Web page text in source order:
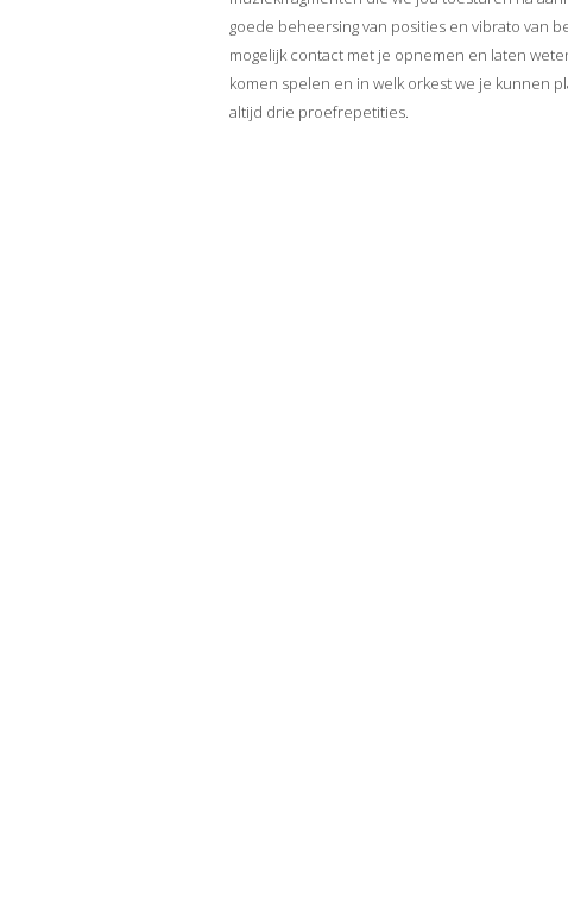
goede beheersing van posities en vibrato van
mogelijk contact met je opnemen en laten
komen spelen en in welk orkest we je kunnen
altijd drie proefrepetities.